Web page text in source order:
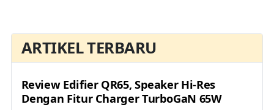
ARTIKEL TERBARU
Review Edifier QR65, Speaker Hi-Res
Dengan Fitur Charger TurboGaN 65W